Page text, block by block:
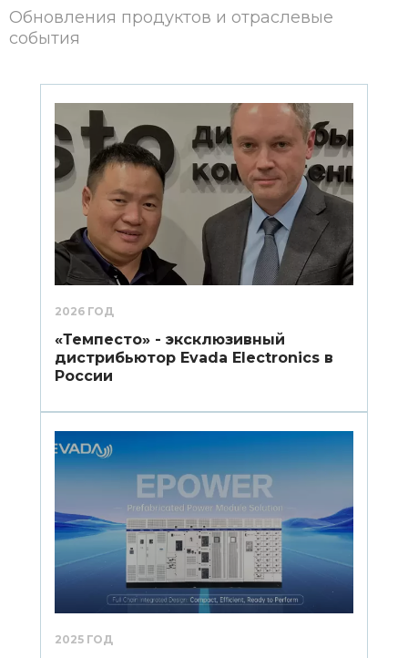
Обновления продуктов и отраслевые
события
2026 ГОД
«Темпесто» - эксклюзивный
дистрибьютор Evada Electronics в
России
2025 ГОД